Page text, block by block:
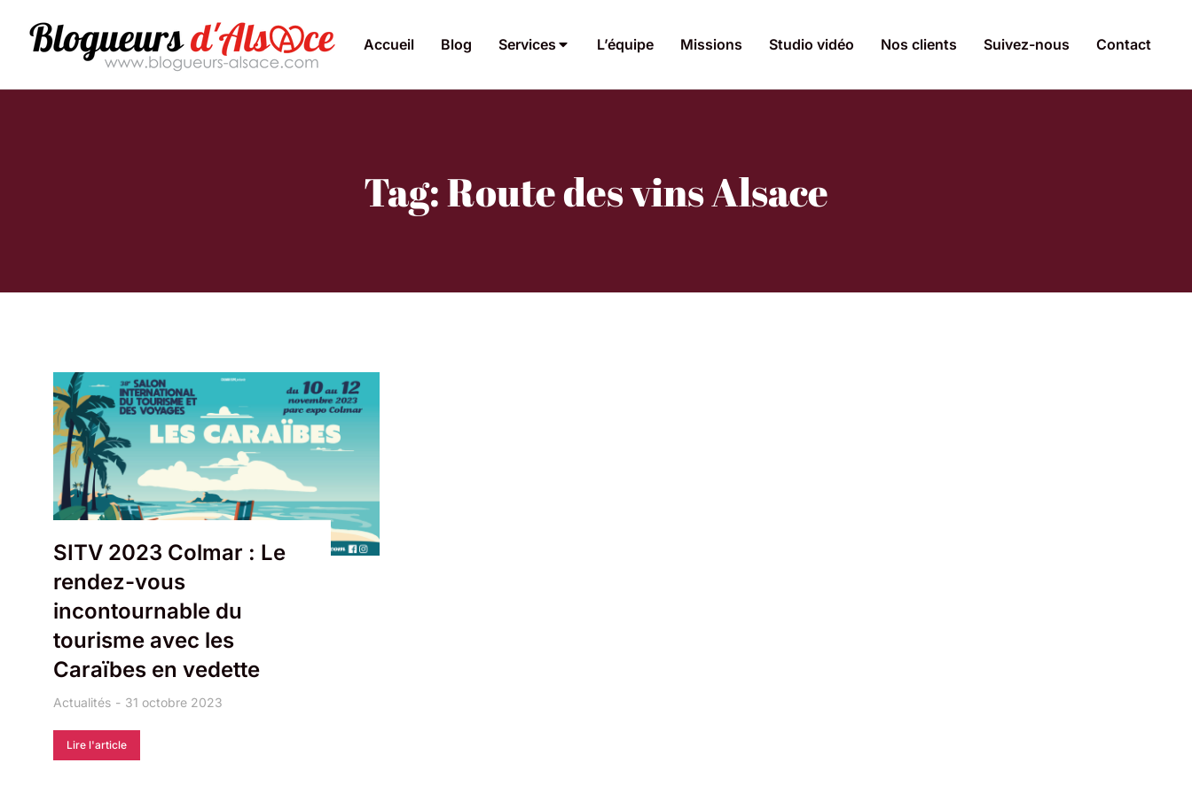
Accueil Blog Services L’équipe Missions Studio vidéo Nos clients Suivez-nous Contact
Tag: Route des vins Alsace
SITV 2023 Colmar : Le
rendez-vous
incontournable du
tourisme avec les
Caraïbes en vedette
Actualités 31 octobre 2023
Lire l'article